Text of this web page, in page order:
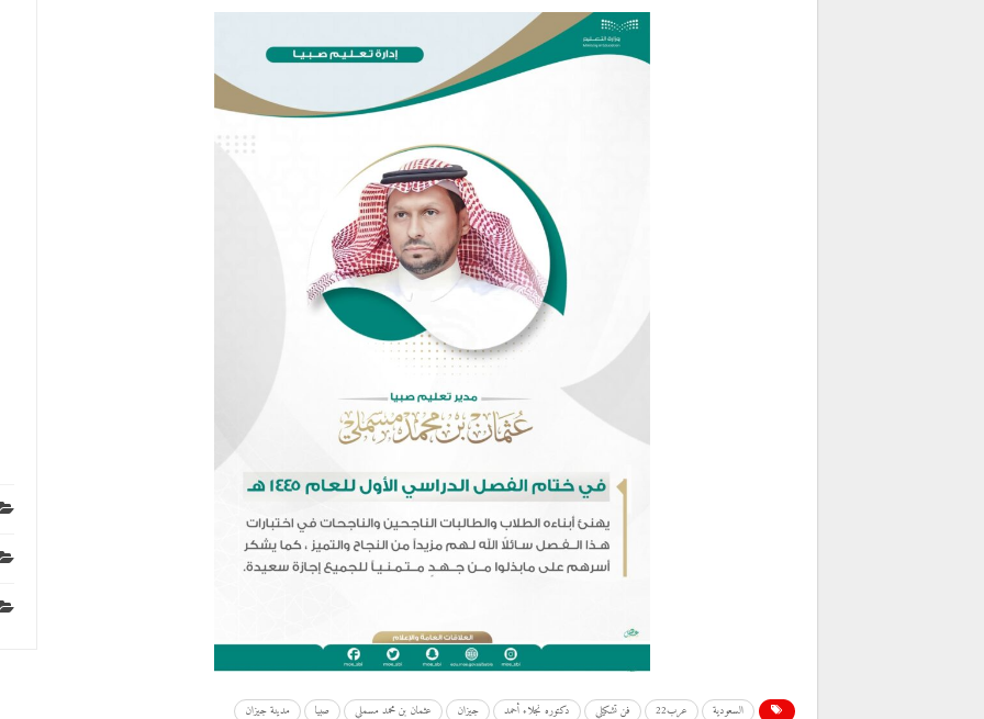
السعودية عرب22 فن تشكيلي دكتوره نجلاء أحمد جيزان عثمان بن محمد مسملي صبيا مدينة جيزان